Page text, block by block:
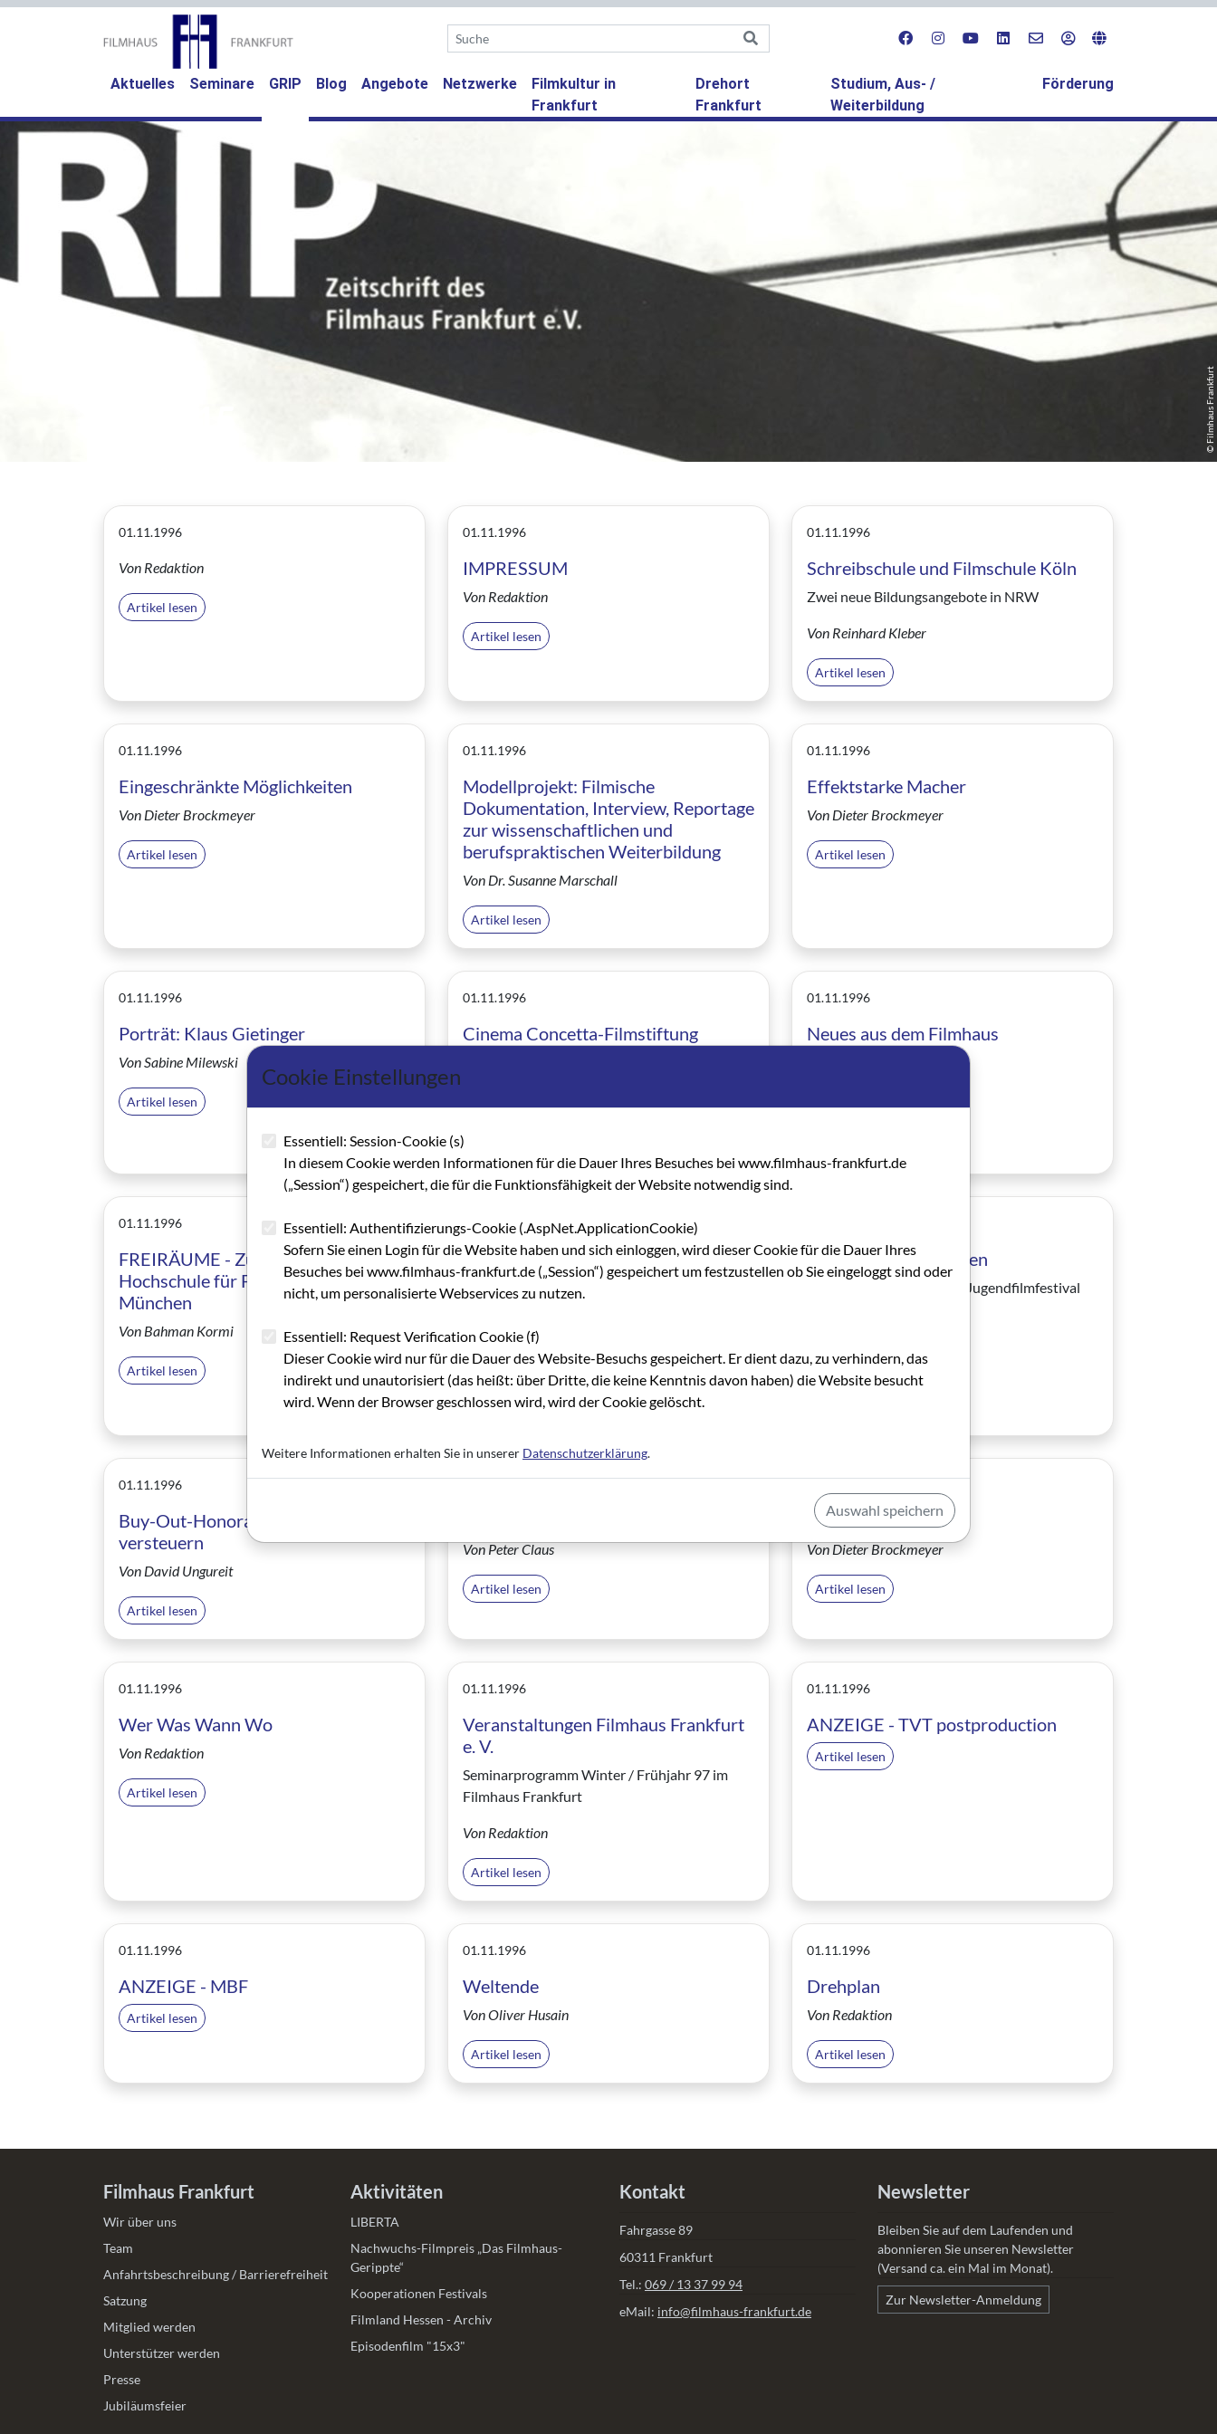
Aktuelles Seminare GRIP (current)
Blog Angebote Netzwerke
Filmkultur in
Frankfurt
Drehort
Frankfurt
Studium, Aus- /
Weiterbildung
Förderung
© Filmhaus Frankfurt
01.11.1996
Von Redaktion
Artikel lesen
01.11.1996
IMPRESSUM
Von Redaktion
Artikel lesen
01.11.1996
Schreibschule und Filmschule Köln
Zwei neue Bildungsangebote in NRW
Von Reinhard Kleber
Artikel lesen
01.11.1996
Eingeschränkte Möglichkeiten
Von Dieter Brockmeyer
Artikel lesen
01.11.1996
Modellprojekt: Filmische
Dokumentation, Interview, Reportage
zur wissenschaftlichen und
berufspraktischen Weiterbildung
Von Dr. Susanne Marschall
Artikel lesen
01.11.1996
Effektstarke Macher
Von Dieter Brockmeyer
Artikel lesen
01.11.1996
Porträt: Klaus Gietinger
Von Sabine Milewski
Artikel lesen
01.11.1996
Cinema Concetta-Filmstiftung
Von Marlies Emmerich
01.11.1996
Neues aus dem Filmhaus
01.11.1996
FREIRÄUME - Zu Gast an der
Hochschule für Film und Fernsehen
München
Von Bahman Kormi
Artikel lesen
01.11.1996
Jugendschutz als
Produktionshemmnis?
in Gera.
Von Reinhard Kleber
Artikel lesen
Starke Mädchenfiguren
Notizen zum Kinder- und Jugendfilmfestival
Artikel lesen
01.11.1996
Buy-Out-Honorare günstiger
versteuern
Von David Ungureit
Artikel lesen
Von Peter Claus
Artikel lesen
3Dimensional
Von Dieter Brockmeyer
Artikel lesen
01.11.1996
Wer Was Wann Wo
Von Redaktion
Artikel lesen
01.11.1996
Veranstaltungen Filmhaus Frankfurt
e. V.
Seminarprogramm Winter / Frühjahr 97 im
Filmhaus Frankfurt
Von Redaktion
Artikel lesen
01.11.1996
ANZEIGE - TVT postproduction
Artikel lesen
01.11.1996
ANZEIGE - MBF
Artikel lesen
01.11.1996
Weltende
Von Oliver Husain
Artikel lesen
01.11.1996
Drehplan
Von Redaktion
Artikel lesen
Filmhaus Frankfurt
Wir über uns
Team
Anfahrtsbeschreibung / Barrierefreiheit
Satzung
Mitglied werden
Unterstützer werden
Presse
Jubiläumsfeier
Aktivitäten
LIBERTA
Nachwuchs-Filmpreis „Das Filmhaus-
Gerippte“
Kooperationen Festivals
Filmland Hessen - Archiv
Episodenfilm "15x3"
Kontakt
Fahrgasse 89
60311 Frankfurt
Tel.: 069 / 13 37 99 94
eMail: info@filmhaus-frankfurt.de
Newsletter
Bleiben Sie auf dem Laufenden und
abonnieren Sie unseren Newsletter
(Versand ca. ein Mal im Monat).
Zur Newsletter-Anmeldung
Cookie Einstellungen
Essentiell: Session-Cookie (s)
In diesem Cookie werden Informationen für die Dauer Ihres Besuches bei www.filmhaus-frankfurt.de
(„Session“) gespeichert, die für die Funktionsfähigkeit der Website notwendig sind.
Essentiell: Authentifizierungs-Cookie (.AspNet.ApplicationCookie)
Sofern Sie einen Login für die Website haben und sich einloggen, wird dieser Cookie für die Dauer Ihres
Besuches bei www.filmhaus-frankfurt.de („Session“) gespeichert um festzustellen ob Sie eingeloggt sind oder
nicht, um personalisierte Webservices zu nutzen.
Essentiell: Request Verification Cookie (f)
Dieser Cookie wird nur für die Dauer des Website-Besuchs gespeichert. Er dient dazu, zu verhindern, das
indirekt und unautorisiert (das heißt: über Dritte, die keine Kenntnis davon haben) die Website besucht
wird. Wenn der Browser geschlossen wird, wird der Cookie gelöscht.
Weitere Informationen erhalten Sie in unserer Datenschutzerklärung.
Auswahl speichern